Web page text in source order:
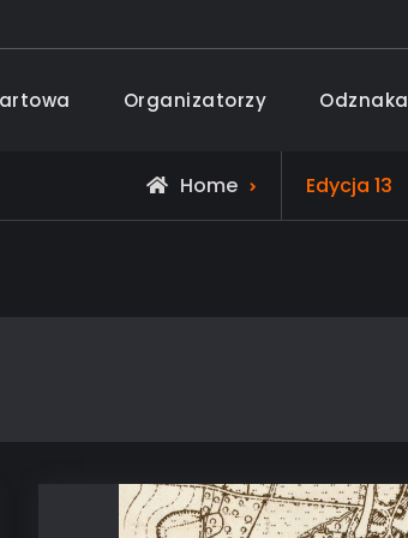
Organizatorzy Odznaka
Home
Archive
for
Edycja 13